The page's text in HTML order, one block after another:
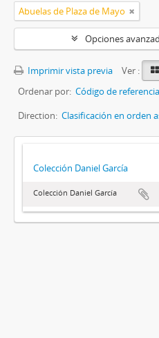
Abuelas de Plaza de Mayo
Opciones
Imprimir vista previa
Ver :
Ordenar por: Código de referencia
Direction: Clasificación en orden
Colección Daniel García
Colección Daniel García